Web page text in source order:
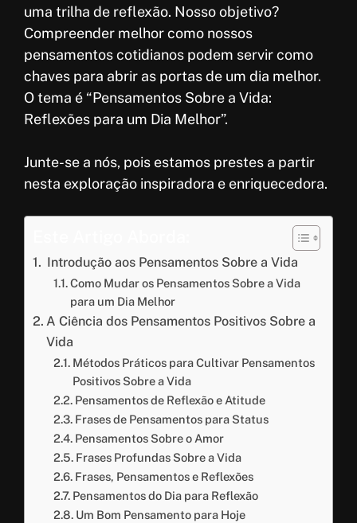
uma trilha de reflexão. Nosso objetivo?
Compreender melhor como nossos
pensamentos cotidianos podem servir como
chaves para abrir as portas de um dia melhor.
O tema é “Pensamentos Sobre a Vida:
Reflexões para um Dia Melhor”.
Junte-se a nós, pois estamos prestes a partir
nesta exploração inspiradora e enriquecedora.
Introdução aos Pensamentos Sobre a Vida
Como Mudar os Pensamentos Sobre a Vida
para um Dia Melhor
A Ciência dos Pensamentos Positivos Sobre a
Vida
Métodos Práticos para Cultivar Pensamentos
Positivos Sobre a Vida
Pensamentos de Reflexão e Atitude
Frases de Pensamentos para Status
Pensamentos Sobre o Amor
Frases Profundas Sobre a Vida
Frases, Pensamentos e Reflexões
Pensamentos do Dia para Reflexão
Um Bom Pensamento para Hoje